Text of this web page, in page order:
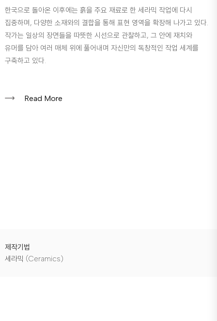
한국으로 돌아온 이후에는 흙을 주요 재료로 한 세라믹 작업에 다시
집중하며, 다양한 소재와의 결합을 통해 표현 영역을 확장해 나가고 있다.
작가는 일상의 장면들을 따뜻한 시선으로 관찰하고, 그 안에 재치와
유머를 담아 여러 매체 위에 풀어내며 자신만의 독창적인 작업 세계를
구축하고 있다.
Read More
제작기법
세라믹 (Ceramics)